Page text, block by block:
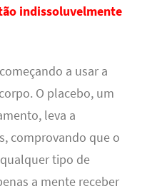
indissoluvelmente
a usar a
O placebo, um
leva a
comprovando que o
tipo de
a mente receber